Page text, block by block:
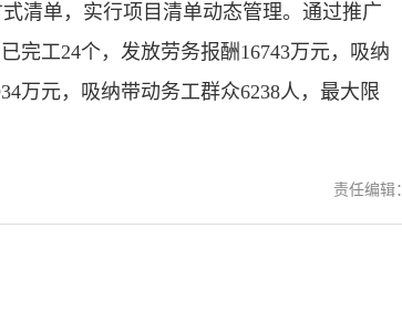
清单，实行项目清单动态管理。通过推广
完工24个，发放劳务报酬16743万元，吸纳
万元，吸纳带动务工群众6238人，最大限
责任编辑